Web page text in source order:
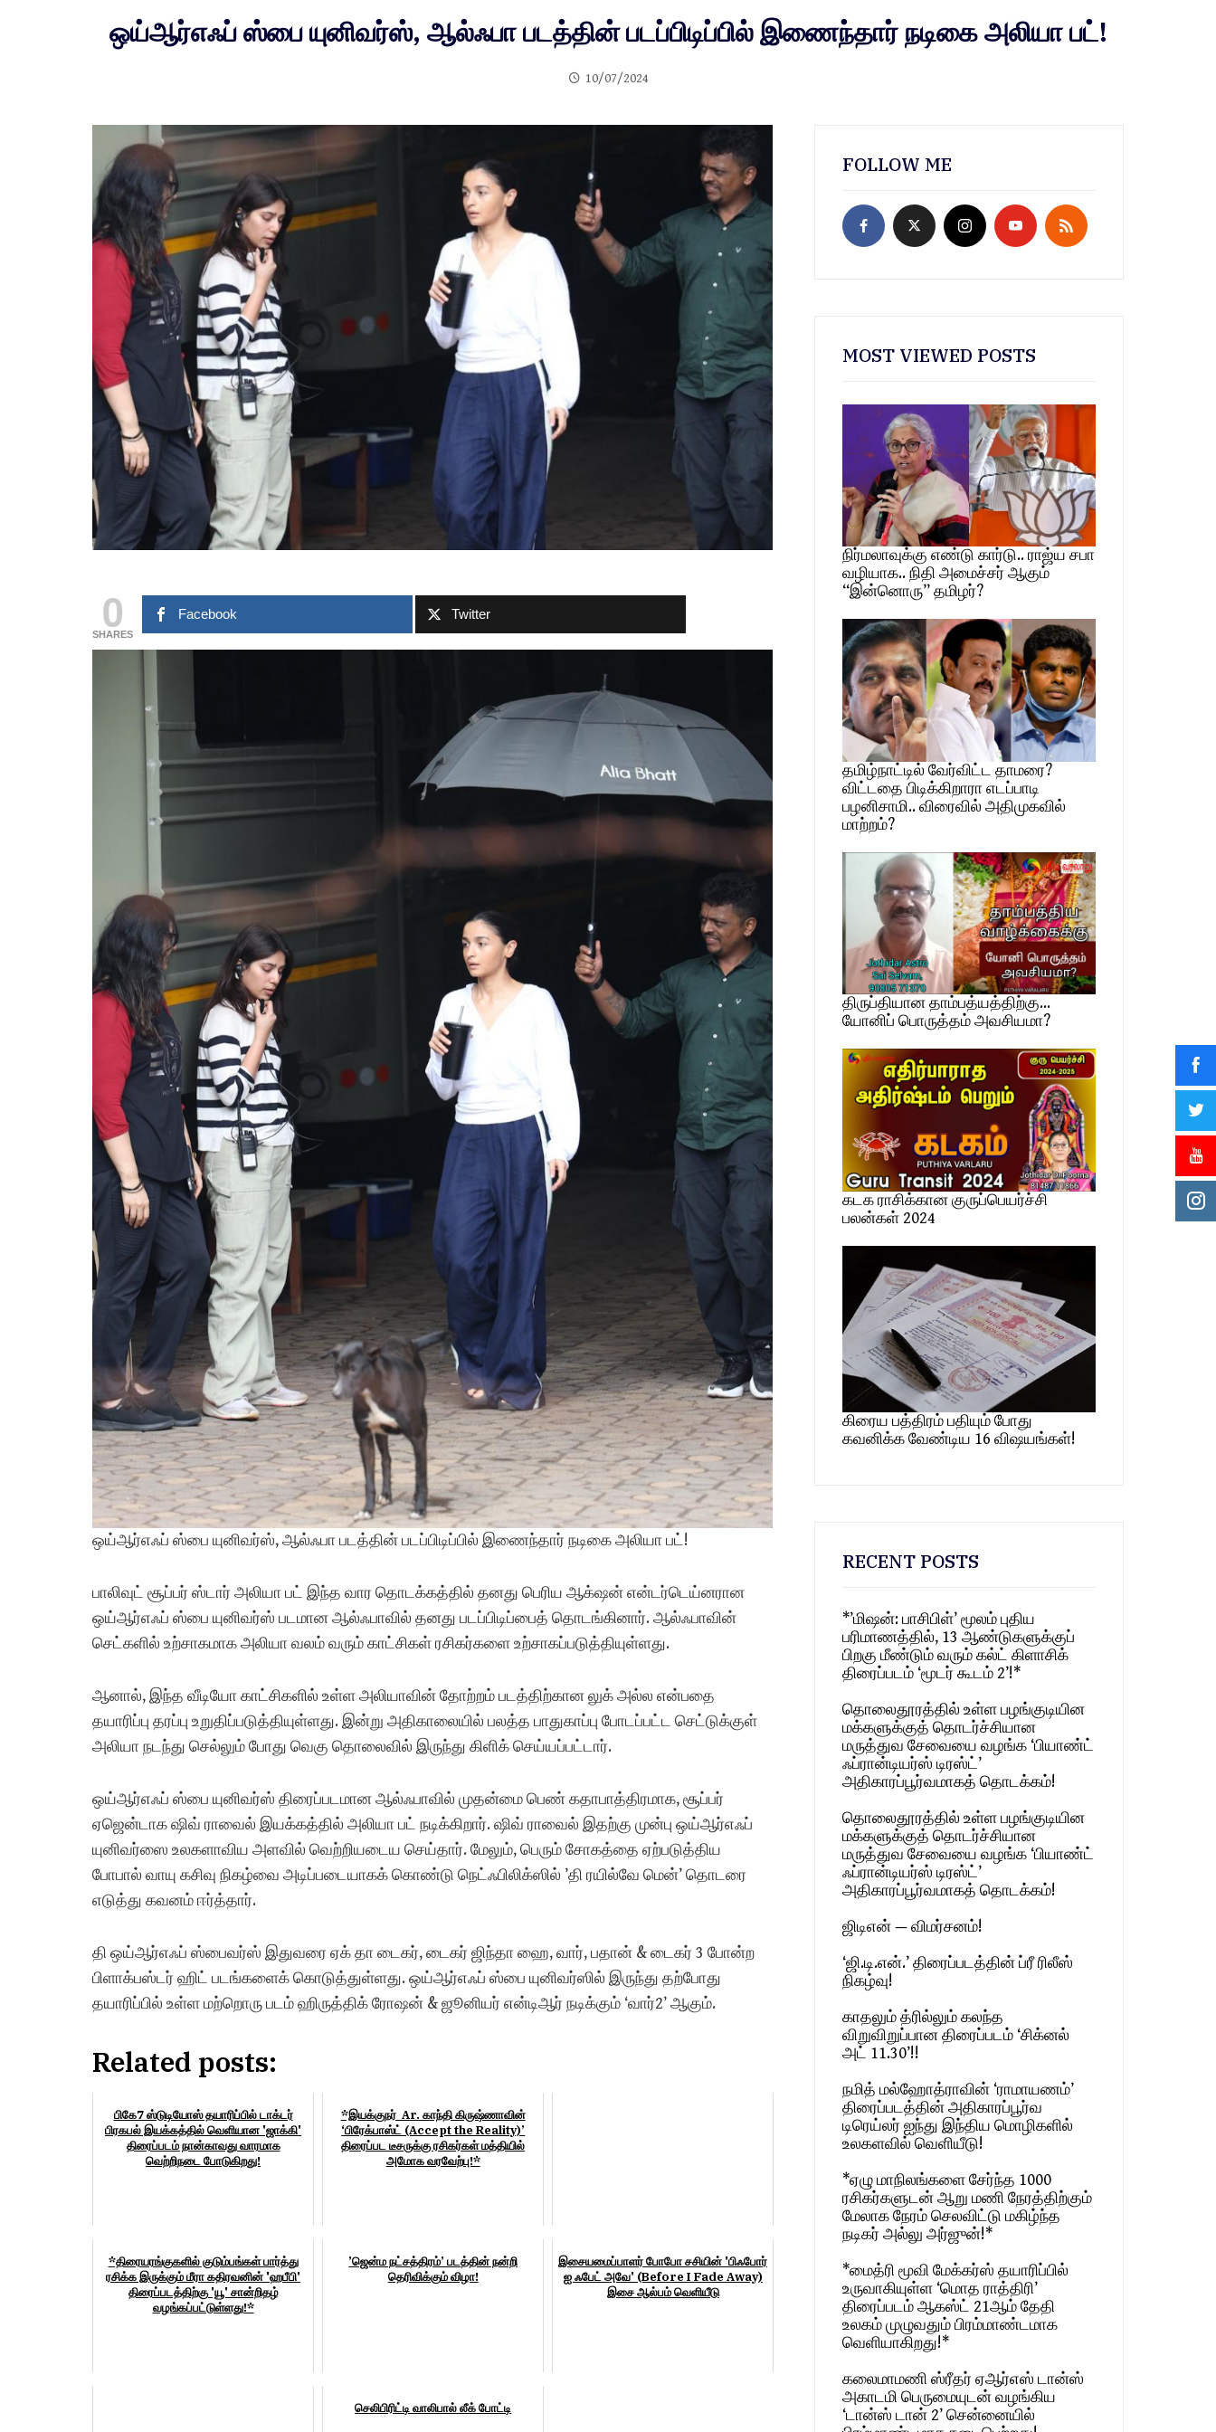
ஒய்ஆர்எஃப் ஸ்பை யுனிவர்ஸ், ஆல்ஃபா படத்தின் படப்பிடிப்பில் இணைந்தார் நடிகை அலியா பட்!
10/07/2024
0
SHARES
Facebook Twitter
ஒய்ஆர்எஃப் ஸ்பை யுனிவர்ஸ், ஆல்ஃபா படத்தின் படப்பிடிப்பில் இணைந்தார் நடிகை அலியா பட்!
பாலிவுட் சூப்பர் ஸ்டார் அலியா பட் இந்த வார தொடக்கத்தில் தனது பெரிய ஆக்‌ஷன் என்டர்டெய்னரான
ஒய்ஆர்எஃப் ஸ்பை யுனிவர்ஸ் படமான ஆல்ஃபாவில் தனது படப்பிடிப்பைத் தொடங்கினார். ஆல்ஃபாவின்
செட்களில் உற்சாகமாக அலியா வலம் வரும் காட்சிகள் ரசிகர்களை உற்சாகப்படுத்தியுள்ளது.
ஆனால், இந்த வீடியோ காட்சிகளில் உள்ள அலியாவின் தோற்றம் படத்திற்கான லுக் அல்ல என்பதை
தயாரிப்பு தரப்பு உறுதிப்படுத்தியுள்ளது. இன்று அதிகாலையில் பலத்த பாதுகாப்பு போடப்பட்ட செட்டுக்குள்
அலியா நடந்து செல்லும் போது வெகு தொலைவில் இருந்து கிளிக் செய்யப்பட்டார்.
ஒய்ஆர்எஃப் ஸ்பை யுனிவர்ஸ் திரைப்படமான ஆல்ஃபாவில் முதன்மை பெண் கதாபாத்திரமாக, சூப்பர்
ஏஜென்டாக ஷிவ் ராவைல் இயக்கத்தில் அலியா பட் நடிக்கிறார். ஷிவ் ராவைல் இதற்கு முன்பு ஒய்ஆர்எஃப்
யுனிவர்ஸை உலகளாவிய அளவில் வெற்றியடைய செய்தார். மேலும், பெரும் சோகத்தை ஏற்படுத்திய
போபால் வாயு கசிவு நிகழ்வை அடிப்படையாகக் கொண்டு நெட்ஃபிலிக்ஸில் ​​’தி ரயில்வே மென்’ தொடரை
எடுத்து கவனம் ஈர்த்தார்.
தி ஒய்ஆர்எஃப் ஸ்பைவர்ஸ் இதுவரை ஏக் தா டைகர், டைகர் ஜிந்தா ஹை, வார், பதான் & டைகர் 3 போன்ற
பிளாக்பஸ்டர் ஹிட் படங்களைக் கொடுத்துள்ளது. ஒய்ஆர்எஃப் ஸ்பை யுனிவர்ஸில் இருந்து தற்போது
தயாரிப்பில் உள்ள மற்றொரு படம் ஹிருத்திக் ரோஷன் & ஜூனியர் என்டிஆர் நடிக்கும் ‘வார்2’ ஆகும்.
Related posts:
பிகே7 ஸ்டுடியோஸ் தயாரிப்பில் டாக்டர்
பிரகபல் இயக்கத்தில் வெளியான‌ 'ஜாக்கி'
திரைப்படம் நான்காவது வாரமாக
வெற்றிநடை போடுகிறது!
*இயக்குநர் Ar. காந்தி கிருஷ்ணாவின்
‘பிரேக்பாஸ்ட் (Accept the Reality)’
திரைப்பட டீசருக்கு ரசிகர்கள் மத்தியில்
அமோக வரவேற்பு!*
*திரையரங்குகளில் குடும்பங்கள் பார்த்து
ரசிக்க இருக்கும் மீரா கதிரவனின் 'ஹபீபி'
திரைப்படத்திற்கு 'யூ' சான்றிதழ்
வழங்கப்பட்டுள்ளது!*
’ஜென்ம நட்சத்திரம்’ படத்தின் நன்றி
தெரிவிக்கும் விழா!
இசையமைப்பாளர் போபோ சசியின் 'பிஃபோர்
ஐ ஃபேட் அவே' (Before I Fade Away)
இசை ஆல்பம் வெளியீடு
செலிபிரிட்டி வாலிபால் லீக் போட்டி
FOLLOW ME
MOST VIEWED POSTS
நிர்மலாவுக்கு எண்டு கார்டு.. ராஜ்ய சபா
வழியாக.. நிதி அமைச்சர் ஆகும்
“இன்னொரு” தமிழர்?
தமிழ்நாட்டில் வேர்விட்ட தாமரை?
விட்டதை பிடிக்கிறாரா எடப்பாடி
பழனிசாமி.. விரைவில் அதிமுகவில்
மாற்றம்?
திருப்தியான தாம்பத்யத்திற்கு…
யோனிப் பொருத்தம் அவசியமா?
கடக ராசிக்கான குருப்பெயர்ச்சி
பலன்கள் 2024
கிரைய பத்திரம் பதியும் போது
கவனிக்க வேண்டிய 16 விஷயங்கள்!
RECENT POSTS
*’மிஷன்: பாசிபிள்’ மூலம் புதிய
பரிமாணத்தில், 13 ஆண்டுகளுக்குப்
பிறகு மீண்டும் வரும் கல்ட் கிளாசிக்
திரைப்படம் ‘மூடர் கூடம் 2’!*
தொலைதூரத்தில் உள்ள பழங்குடியின
மக்களுக்குத் தொடர்ச்சியான
மருத்துவ சேவையை வழங்க ‘பியாண்ட்
ஃப்ரான்டியர்ஸ் டிரஸ்ட்’
அதிகாரப்பூர்வமாகத் தொடக்கம்!
தொலைதூரத்தில் உள்ள பழங்குடியின
மக்களுக்குத் தொடர்ச்சியான
மருத்துவ சேவையை வழங்க ‘பியாண்ட்
ஃப்ரான்டியர்ஸ் டிரஸ்ட்’
அதிகாரப்பூர்வமாகத் தொடக்கம்!
ஜிடிஎன் — விமர்சனம்!
‘ஜி.டி.என்.’ திரைப்படத்தின் ப்ரீ ரிலீஸ்
நிகழ்வு!
காதலும் த்ரில்லும் கலந்த
விறுவிறுப்பான திரைப்படம் ‘சிக்னல்
அட் 11.30’!!
நமித் மல்ஹோத்ராவின் ‘ராமாயணம்’
திரைப்படத்தின் அதிகாரப்பூர்வ
டிரெய்லர் ஐந்து இந்திய மொழிகளில்
உலகளவில் வெளியீடு!
*ஏழு மாநிலங்களை சேர்ந்த 1000
ரசிகர்களுடன் ஆறு மணி நேரத்திற்கும்
மேலாக நேரம் செலவிட்டு மகிழ்ந்த
நடிகர் அல்லு அர்ஜுன்!*
*மைத்ரி மூவி மேக்கர்ஸ் தயாரிப்பில்
உருவாகியுள்ள ‘மொத ராத்திரி’
திரைப்படம் ஆகஸ்ட் 21ஆம் தேதி
உலகம் முழுவதும் பிரம்மாண்டமாக
வெளியாகிறது!*
கலைமாமணி ஸ்ரீதர் ஏஆர்எஸ் டான்ஸ்
அகாடமி பெருமையுடன் வழங்கிய
‘டான்ஸ் டான் 2’ சென்னையில்